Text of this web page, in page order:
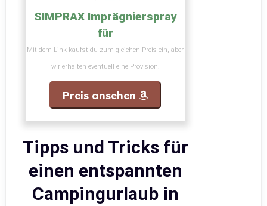
SIMPRAX Imprägnierspray
für
Mit dem Link kaufst du zum gleichen Preis ein, aber
wir erhalten eventuell eine Provision.
Preis ansehen
Tipps und Tricks für
einen entspannten
Campingurlaub in